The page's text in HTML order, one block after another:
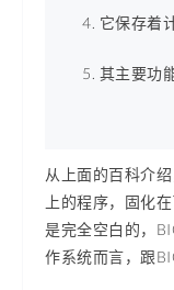
它保存着
其主要功
从上面的百科介
上的程序，固化
是完全空白的，
作系统而言，跟